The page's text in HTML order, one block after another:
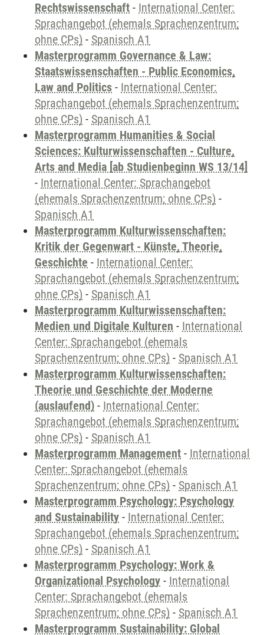
Rechtswissenschaft - International Center:
Sprachangebot (ehemals Sprachenzentrum;
ohne CPs) - Spanisch A1
Masterprogramm Governance & Law:
Staatswissenschaften - Public Economics,
Law and Politics - International Center:
Sprachangebot (ehemals Sprachenzentrum;
ohne CPs) - Spanisch A1
Masterprogramm Humanities & Social
Sciences: Kulturwissenschaften - Culture,
Arts and Media [ab Studienbeginn WS 13/14]
- International Center: Sprachangebot
(ehemals Sprachenzentrum; ohne CPs) -
Spanisch A1
Masterprogramm Kulturwissenschaften:
Kritik der Gegenwart - Künste, Theorie,
Geschichte - International Center:
Sprachangebot (ehemals Sprachenzentrum;
ohne CPs) - Spanisch A1
Masterprogramm Kulturwissenschaften:
Medien und Digitale Kulturen - International
Center: Sprachangebot (ehemals
Sprachenzentrum; ohne CPs) - Spanisch A1
Masterprogramm Kulturwissenschaften:
Theorie und Geschichte der Moderne
(auslaufend) - International Center:
Sprachangebot (ehemals Sprachenzentrum;
ohne CPs) - Spanisch A1
Masterprogramm Management - International
Center: Sprachangebot (ehemals
Sprachenzentrum; ohne CPs) - Spanisch A1
Masterprogramm Psychology: Psychology
and Sustainability - International Center:
Sprachangebot (ehemals Sprachenzentrum;
ohne CPs) - Spanisch A1
Masterprogramm Psychology: Work &
Organizational Psychology - International
Center: Sprachangebot (ehemals
Sprachenzentrum; ohne CPs) - Spanisch A1
Masterprogramm Sustainability: Global